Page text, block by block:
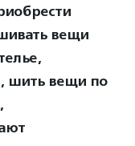
вещи
шить вещи по